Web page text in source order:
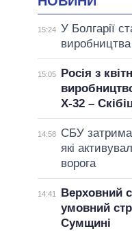
15:24 У Болгарії
15:05
Росія з
Х-32 –
14:58
СБУ
які
ворога
14:41
Верховний
умовний
Сумщині